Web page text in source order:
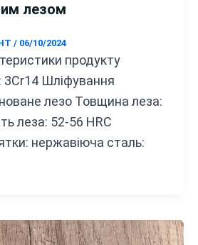
лезом
/ 06/10/2024
продукту
3Cr14 Шліфування
лезо Товщина леза:
леза: 52-56 HRC
нержавіюча сталь: